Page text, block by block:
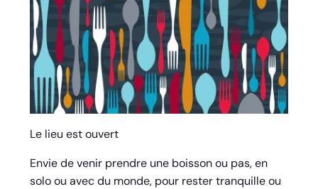
Le lieu est ouvert
Envie de venir prendre une boisson ou pas, en
solo ou avec du monde, pour rester tranquille ou